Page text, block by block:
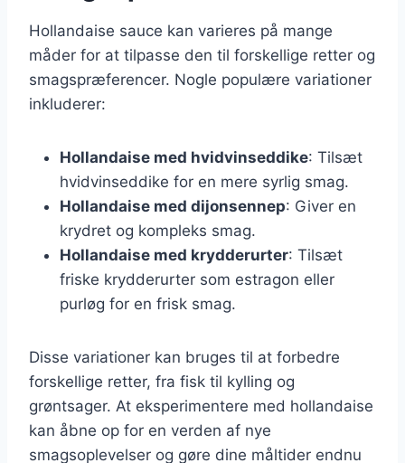
Hollandaise sauce kan varieres på mange
måder for at tilpasse den til forskellige retter og
smagspræferencer. Nogle populære variationer
inkluderer:
Hollandaise med hvidvinseddike: Tilsæt
hvidvinseddike for en mere syrlig smag.
Hollandaise med dijonsennep: Giver en
krydret og kompleks smag.
Hollandaise med krydderurter: Tilsæt
friske krydderurter som estragon eller
purløg for en frisk smag.
Disse variationer kan bruges til at forbedre
forskellige retter, fra fisk til kylling og
grøntsager. At eksperimentere med hollandaise
kan åbne op for en verden af nye
smagsoplevelser og gøre dine måltider endnu